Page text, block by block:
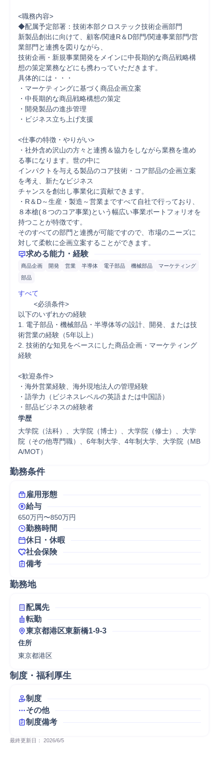
<職務内容>
◆配属予定部署：技術本部クロステック技術企画部門
新製品創出に向けて、顧客/関連R＆D部門/関連事業部門/営
業部門と連携を図りながら、
技術企画・新規事業開発をメインに中長期的な商品戦略構
想の策定業務などにも携わっていただきます。
具体的には・・・
・マーケティングに基づく商品企画立案
・中長期的な商品戦略構想の策定
・開発製品の進歩管理
・ビジネス立ち上げ支援
<仕事の特徴・やりがい>
・社外含め沢山の方々と連携＆協力をしながら業務を進め
る事になります。世の中に
インパクトを与える製品のコア技術・コア部品の企画立案
を考え、新たなビジネス
チャンスを創出し事業化に貢献できます。
・R＆D～生産・製造～営業まですべて自社で行っており、
８本槍(８つのコア事業)という幅広い事業ポートフォリオを
持つことが特徴です。
そのすべての部門と連携が可能ですので、市場のニーズに
対して柔軟に企画立案することができます。
求める能力・経験
商品企画 開発 営業 半導体 電子部品 機械部品
マーケティング
部品
すべて
以下のいずれかの経験
1. 電子部品・機械部品・半導体等の設計、開発、または技
術営業の経験（5年以上）
2. 技術的な知見をベースにした商品企画・マーケティング
経験
<歓迎条件>
・海外営業経験、海外現地法人の管理経験
・語学力（ビジネスレベルの英語または中国語）
・部品ビジネスの経験者
学歴
大学院（法科）、大学院（博士）、大学院（修士）、大学
院（その他専門職）、6年制大学、4年制大学、大学院（MB
A/MOT）
勤務条件
雇用形態
給与
650万円〜850万円
勤務時間
休日・休暇
社会保険
備考
勤務地
配属先
転勤
東京都港区東新橋1-9-3
住所
東京都港区
制度・福利厚生
制度
その他
制度備考
最終更新日： 2026/6/5